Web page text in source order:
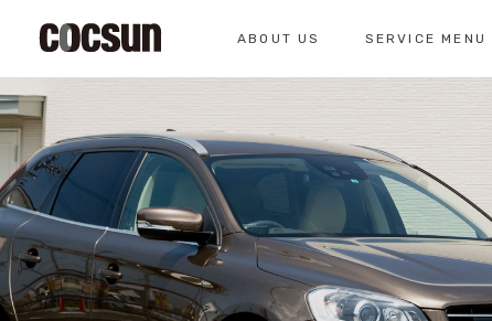
ABOUT US
私たちについて コクスンについて
仕入れの基準
SERVICE MENU
サービスメニュー 車検のご案内
クラシックカー整備
CONTACT
お問い合わせ 0568-26-7071
総合お問い合わせ